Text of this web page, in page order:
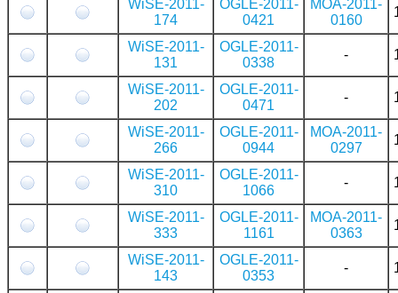
WiSE-2011-
174
OGLE-2011-
0421
MOA-2011-
0160
WiSE-2011-
131
OGLE-2011-
0338
-
WiSE-2011-
202
OGLE-2011-
0471
-
WiSE-2011-
266
OGLE-2011-
0944
MOA-2011-
0297
WiSE-2011-
310
OGLE-2011-
1066
-
WiSE-2011-
333
OGLE-2011-
1161
MOA-2011-
0363
WiSE-2011-
143
OGLE-2011-
0353
-